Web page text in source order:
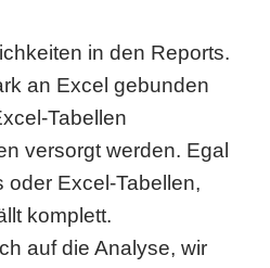
in den Reports.
an Excel gebunden
Tabellen
versorgt werden. Egal
oder Excel-Tabellen,
komplett.
auf die Analyse, wir